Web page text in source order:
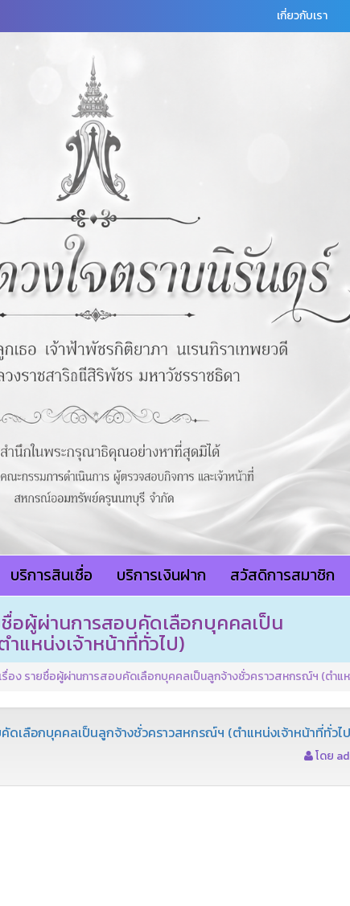
เกี่ยวกับเรา
บริการสินเชื่อ บริการเงินฝาก สวัสดิการสมาชิก
อผู้ผ่านการสอบคัดเลือกบุคคลเป็น
แหน่งเจ้าหน้าที่ทั่วไป)
อง รายชื่อผู้ผ่านการสอบคัดเลือกบุคคลเป็นลูกจ้างชั่วคราวสหกรณ์ฯ (ตำแห
ดเลือกบุคคลเป็นลูกจ้างชั่วคราวสหกรณ์ฯ (ตำแหน่งเจ้าหน้าที่ทั่วไ
โดย